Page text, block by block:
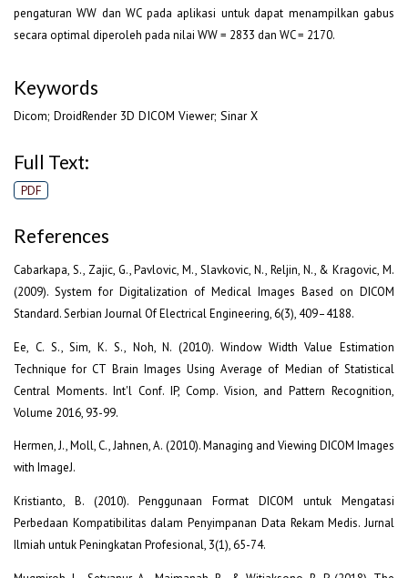
pengaturan WW dan WC pada aplikasi untuk dapat menampilkan gabus
secara optimal diperoleh pada nilai WW = 2833 dan WC = 2170.
Keywords
Dicom; DroidRender 3D DICOM Viewer; Sinar X
Full Text:
PDF
References
Cabarkapa, S., Zajic, G., Pavlovic, M., Slavkovic, N., Reljin, N., & Kragovic, M.
(2009). System for Digitalization of Medical Images Based on DICOM
Standard. Serbian Journal Of Electrical Engineering, 6(3), 409–4188.
Ee, C. S., Sim, K. S., Noh, N. (2010). Window Width Value Estimation
Technique for CT Brain Images Using Average of Median of Statistical
Central Moments. Int'l Conf. IP, Comp. Vision, and Pattern Recognition,
Volume 2016, 93-99.
Hermen, J., Moll, C., Jahnen, A. (2010). Managing and Viewing DICOM Images
with ImageJ.
Kristianto, B. (2010). Penggunaan Format DICOM untuk Mengatasi
Perbedaan Kompatibilitas dalam Penyimpanan Data Rekam Medis. Jurnal
Ilmiah untuk Peningkatan Profesional, 3(1), 65-74.